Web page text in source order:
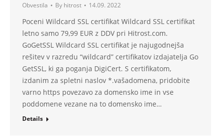
Obvestila By hitrost 14.09. 2022
Poceni Wildcard SSL certifikat Wildcard SSL certifikat
letno samo 79,99 EUR z DDV pri Hitrost.com.
GoGetSSL Wildcard SSL certifikat je najugodnejša
rešitev v razredu “wildcard” certifikatov izdajatelja Go
GetSSL, ki ga poganja DigiCert. S certifikatom,
izdanim za spletni naslov *.vašadomena, pridobite
varno https povezavo za domensko ime in vse
poddomene vezane na to domensko ime…
Details